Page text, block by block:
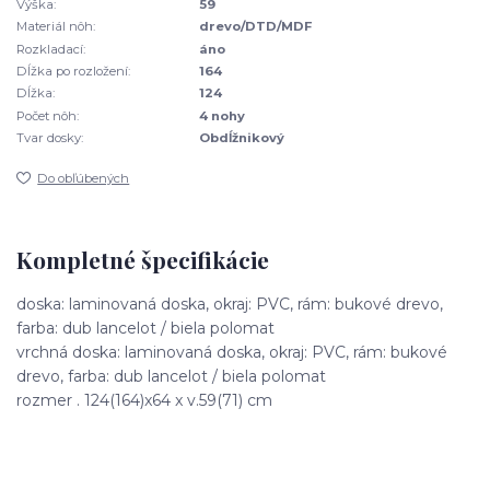
Výška:
59
Materiál nôh:
drevo/DTD/MDF
Rozkladací:
áno
Dĺžka po rozložení:
164
Dĺžka:
124
Počet nôh:
4 nohy
Tvar dosky:
Obdĺžnikový
Do obľúbených
Kompletné špecifikácie
doska: laminovaná doska, okraj: PVC, rám: bukové drevo,
farba: dub lancelot / biela polomat
vrchná doska: laminovaná doska, okraj: PVC, rám: bukové
drevo, farba: dub lancelot / biela polomat
rozmer . 124(164)x64 x v.59(71) cm